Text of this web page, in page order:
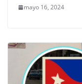
mayo 16, 2024